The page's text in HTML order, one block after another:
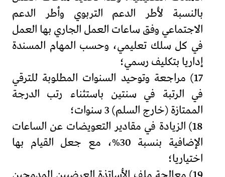
بالنسبة لأطر الدعم التربوي وأطر الدعم
الاجتماعي وفق ساعات العمل الجاري بها العمل
في كل سلك تعليمي، وحسب المهام المسندة
إداريا بتكليف رسمي؛
17) مراجعة وتوحيد السنوات المطلوبة للترقي
في الرتبة في سنتين باستثناء رتب الدرجة
الممتازة (خارج السلم) 3 سنوات؛
18) الزيادة في مقادير التعويضات عن الساعات
الإضافية بنسبة 30%، مع جعل القيام بها
اختياريا؛